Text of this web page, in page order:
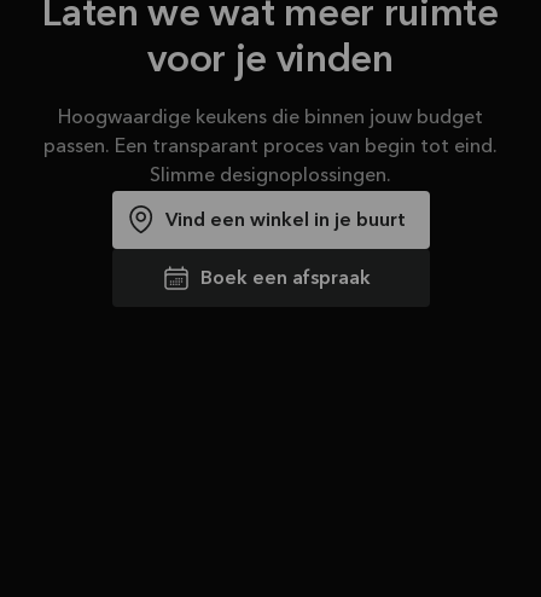
Laten we wat meer ruimte
voor je vinden
Hoogwaardige keukens die binnen jouw budget
passen. Een transparant proces van begin tot eind.
Slimme designoplossingen.
Vind een winkel in je buurt
Boek een afspraak